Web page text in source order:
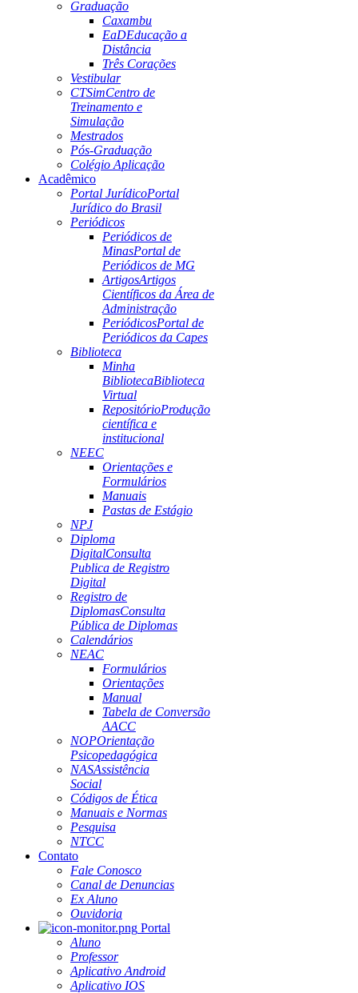
Graduação
Caxambu
EaDEducação a
Distância
Três Corações
Vestibular
CTSimCentro de
Treinamento e
Simulação
Mestrados
Pós-Graduação
Colégio Aplicação
Acadêmico
Portal JurídicoPortal
Jurídico do Brasil
Periódicos
Periódicos de
MinasPortal de
Periódicos de MG
ArtigosArtigos
Científicos da Área de
Administração
PeriódicosPortal de
Periódicos da Capes
Biblioteca
Minha
BibliotecaBiblioteca
Virtual
RepositórioProdução
científica e
institucional
NEEC
Orientações e
Formulários
Manuais
Pastas de Estágio
NPJ
Diploma
DigitalConsulta
Publica de Registro
Digital
Registro de
DiplomasConsulta
Pública de Diplomas
Calendários
NEAC
Formulários
Orientações
Manual
Tabela de Conversão
AACC
NOPOrientação
Psicopedagógica
NASAssistência
Social
Códigos de Ética
Manuais e Normas
Pesquisa
NTCC
Contato
Fale Conosco
Canal de Denuncias
Ex Aluno
Ouvidoria
Portal
Aluno
Professor
Aplicativo Android
Aplicativo IOS